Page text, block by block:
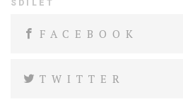
SDÍLET
FACEBOOK
TWITTER